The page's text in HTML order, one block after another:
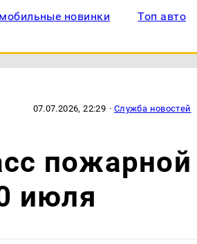
новинки Топ авто
07.07.2026, 22:29 · Служба новостей
пожарной
июля